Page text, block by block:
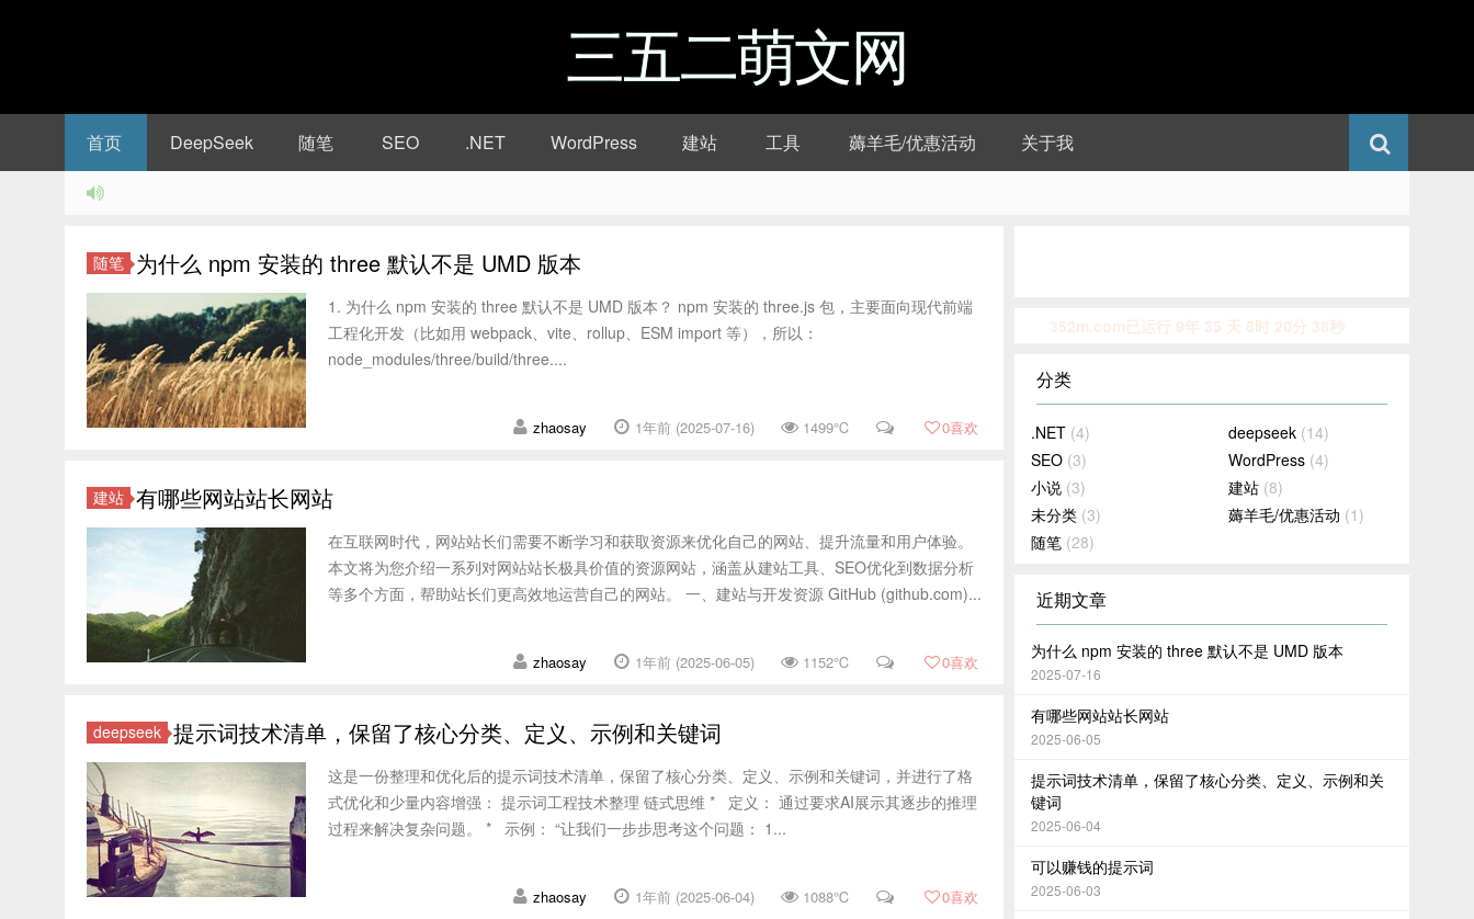
三五二萌文网
首页 DeepSeek 随笔 SEO .NET WordPress 建站 工具 薅羊毛/优惠活动 关于我
随笔 为什么 npm 安装的 three 默认不是 UMD 版本
1. 为什么 npm 安装的 three 默认不是 UMD 版本？ npm 安装的 three.js 包，主要面向现代前端
工程化开发（比如用 webpack、vite、rollup、ESM import 等），所以：
node_modules/three/build/three....
zhaosay 1年前 (2025-07-16) 1499℃ 0喜欢
建站 有哪些网站站长网站
在互联网时代，网站站长们需要不断学习和获取资源来优化自己的网站、提升流量和用户体验。
本文将为您介绍一系列对网站站长极具价值的资源网站，涵盖从建站工具、SEO优化到数据分析
等多个方面，帮助站长们更高效地运营自己的网站。 一、建站与开发资源 GitHub (github.com)...
zhaosay 1年前 (2025-06-05) 1152℃ 0喜欢
deepseek 提示词技术清单，保留了核心分类、定义、示例和关键词
这是一份整理和优化后的提示词技术清单，保留了核心分类、定义、示例和关键词，并进行了格
式优化和少量内容增强： 提示词工程技术整理 链式思维 * 定义： 通过要求AI展示其逐步的推理
过程来解决复杂问题。 * 示例： “让我们一步步思考这个问题： 1...
zhaosay 1年前 (2025-06-04) 1088℃ 0喜欢
352m.com已运行 9年 35 天 8时 20分 39秒
分类
.NET (4) deepseek (14)
SEO (3) WordPress (4)
小说 (3) 建站 (8)
未分类 (3) 薅羊毛/优惠活动 (1)
随笔 (28)
近期文章
为什么 npm 安装的 three 默认不是 UMD 版本
2025-07-16
有哪些网站站长网站
2025-06-05
提示词技术清单，保留了核心分类、定义、示例和关
键词
2025-06-04
可以赚钱的提示词
2025-06-03